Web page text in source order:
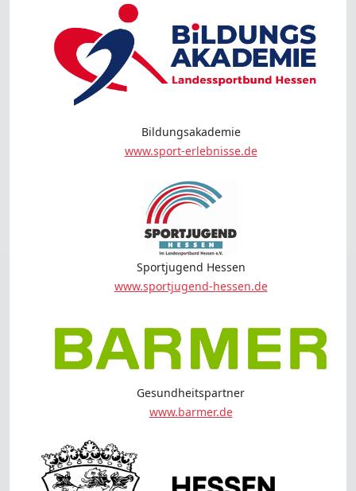
Bildungsakademie
www.sport-erlebnisse.de
Sportjugend Hessen
www.sportjugend-hessen.de
Gesundheitspartner
www.barmer.de